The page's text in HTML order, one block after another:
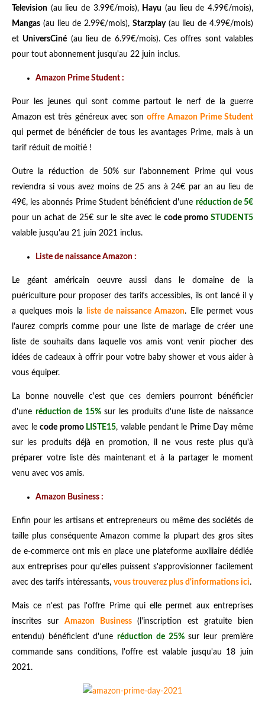
Television (au lieu de 3.99€/mois), Hayu (au lieu de 4.99€/mois),
Mangas (au lieu de 2.99€/mois), Starzplay(au lieu de 4.99€/mois)
et UniversCiné (au lieu de 6.99€/mois). Ces offres sont valables
pour tout abonnement jusqu'au 22 juin inclus.
Amazon Prime Student :
Pour les jeunes qui sont comme partout le nerf de la guerre
Amazon est très généreux avec sonoffre Amazon Prime Student
qui permet de bénéficier de tous les avantages Prime, mais à un
tarif réduit de moitié !
Outre la réduction de 50% sur l'abonnement Prime qui vous
reviendra si vous avez moins de 25 ans à 24€ par an au lieu de
49€, les abonnés Prime Student bénéficient d'une réduction de 5€
pour un achat de 25€ sur le site avec le code promoSTUDENT5
valable jusqu'au 21 juin 2021 inclus.
Liste de naissance Amazon :
Le géant américain oeuvre aussi dans le domaine de la
puériculture pour proposer des tarifs accessibles, ils ont lancé il y
a quelques mois la
liste de naissance Amazon. Elle permet vous
l'aurez compris comme pour une liste de mariage de créer une
liste de souhaits dans laquelle vos amis vont venir piocher des
idées de cadeaux à offrir pour votre baby shower et vous aider à
vous équiper.
La bonne nouvelle c'est que ces derniers pourront bénéficier
d'une réduction de 15%sur les produits d'une liste de naissance
avec lecode promo LISTE15, valable pendant le Prime Day même
sur les produits déjà en promotion, il ne vous reste plus qu'à
préparer votre liste dès maintenant et à la partager le moment
venu avec vos amis.
Amazon Business :
Enfin pour les artisans et entrepreneurs ou même des sociétés de
taille plus conséquente Amazon comme la plupart des gros sites
de e-commerce ont mis en place une plateforme auxiliaire dédiée
aux entreprises pour qu'elles puissent s'approvisionner facilement
avec des tarifs intéressants, vous trouverez plus d'informations ici.
Mais ce n'est pas l'offre Prime qui elle permet aux entreprises
inscrites sur Amazon Business(l'inscription est gratuite bien
entendu) bénéficient d'une réduction de 25% sur leur première
commande sans conditions, l'offre est valable jusqu'au 18 juin
2021.